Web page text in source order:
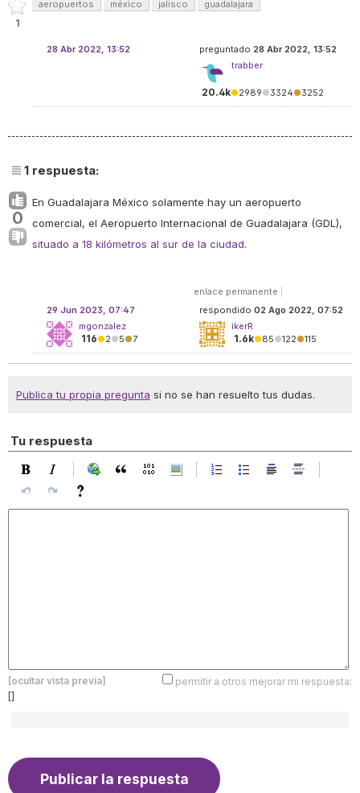
1
aeropuertos méxico jalisco guadalajara
preguntado 28 Abr 2022, 13:52
trabber
20.4k●2989●3324●3252
28 Abr 2022, 13:52
1 respuesta:
0
En Guadalajara México solamente hay un aeropuerto
comercial, el Aeropuerto Internacional de Guadalajara (GDL),
situado a 18 kilómetros al sur de la ciudad.
enlace permanente
respondido 02 Ago 2022, 07:52
ikerR
1.6k●85●122●115
29 Jun 2023, 07:47
mgonzalez
116●2●5●7
Publica tu propia pregunta si no se han resuelto tus dudas.
Tu respuesta
[ocultar vista previa]
permitir a otros mejorar mi respuesta:
[]